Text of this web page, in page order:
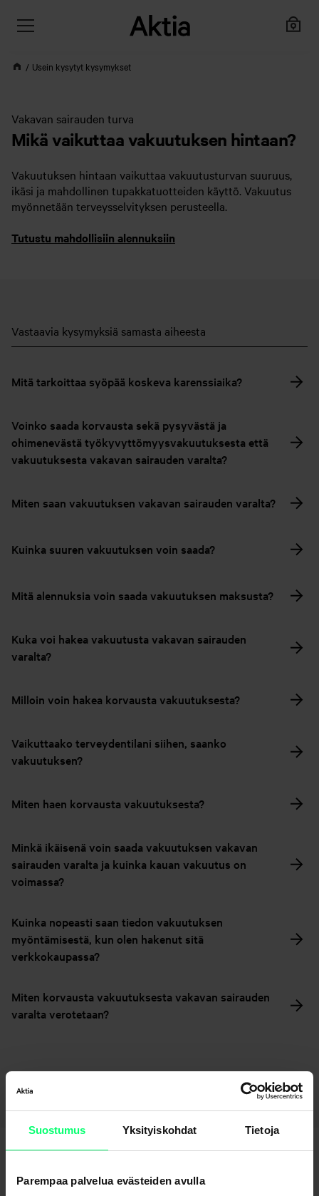
Suostumus Yksityiskohdat Tietoja
Parempaa palvelua evästeiden avulla
Usein kysytyt kysymykset
Vakavan sairauden turva
Mikä vaikuttaa vakuutuksen hintaan?
Vakuutuksen hintaan vaikuttaa vakuutusturvan suuruus,
ikäsi ja mahdollinen tupakkatuotteiden käyttö. Vakuutus
myönnetään terveysselvityksen perusteella.
Tutustu mahdollisiin alennuksiin
Vastaavia kysymyksiä samasta aiheesta
Mitä tarkoittaa syöpää koskeva karenssiaika?
Voinko saada korvausta sekä pysyvästä ja
ohimenevästä työkyvyttömyysvakuutuksesta että
vakuutuksesta vakavan sairauden varalta?
Miten saan vakuutuksen vakavan sairauden varalta?
Kuinka suuren vakuutuksen voin saada?
Mitä alennuksia voin saada vakuutuksen maksusta?
Kuka voi hakea vakuutusta vakavan sairauden
varalta?
Milloin voin hakea korvausta vakuutuksesta?
Vaikuttaako terveydentilani siihen, saanko
vakuutuksen?
Miten haen korvausta vakuutuksesta?
Minkä ikäisenä voin saada vakuutuksen vakavan
sairauden varalta ja kuinka kauan vakuutus on
voimassa?
Kuinka nopeasti saan tiedon vakuutuksen
myöntämisestä, kun olen hakenut sitä
verkkokaupassa?
Miten korvausta vakuutuksesta vakavan sairauden
varalta verotetaan?
Palaa sivulle – Vakuutukset